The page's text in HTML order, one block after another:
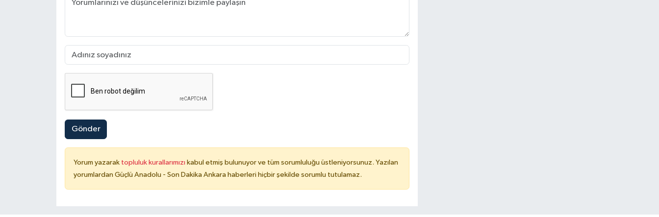
Gönder
Yorum yazarak topluluk kurallarımızı kabul etmiş bulunuyor ve tüm sorumluluğu üstleniyorsunuz. Yazılan
yorumlardan Güçlü Anadolu - Son Dakika Ankara haberleri hiçbir şekilde sorumlu tutulamaz.